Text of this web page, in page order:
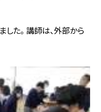
た。 講師は、外部から